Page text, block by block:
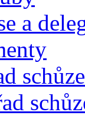
a
schůze